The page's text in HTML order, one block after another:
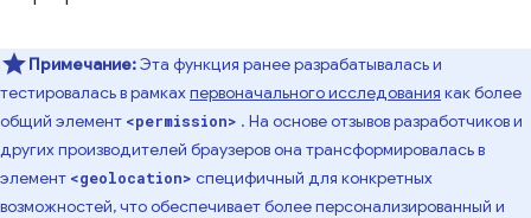
Примечание:Эта функция ранее разрабатывалась и
тестировалась в рамкахпервоначального исследования как более
общий элемент <permission> . На основе отзывов разработчиков и
других производителей браузеров она трансформировалась в
элемент <geolocation> специфичный для конкретных
возможностей, что обеспечивает более персонализированный и